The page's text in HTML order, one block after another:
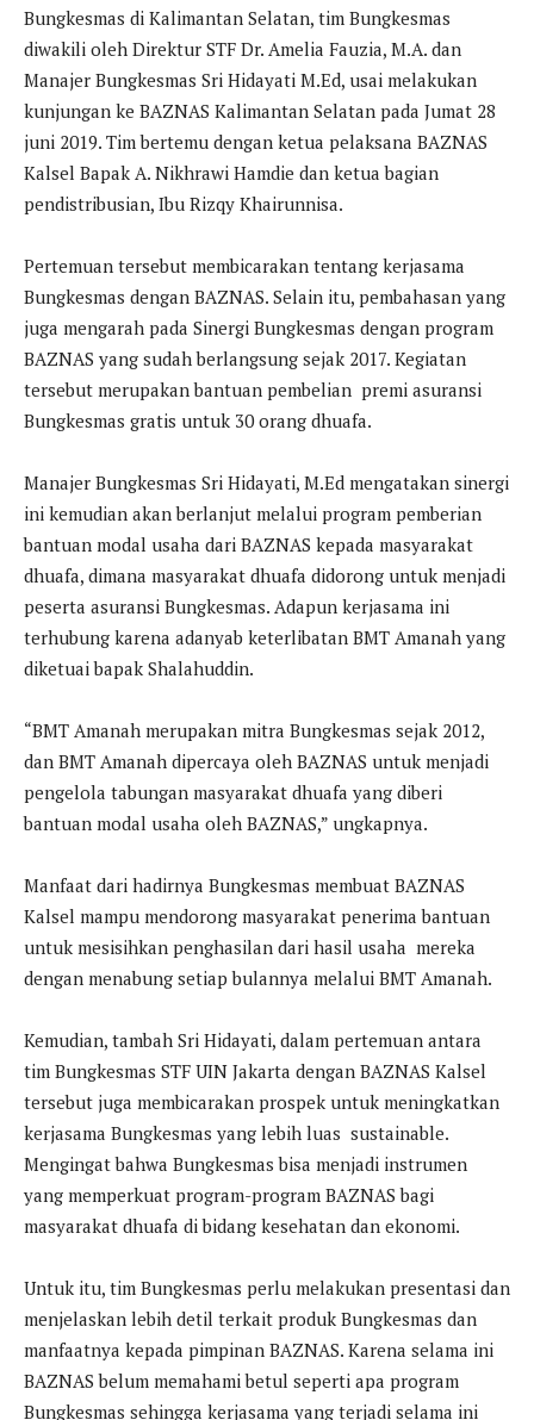
Bungkesmas di Kalimantan Selatan, tim Bungkesmas
diwakili oleh Direktur STF Dr. Amelia Fauzia, M.A. dan
Manajer Bungkesmas Sri Hidayati M.Ed, usai melakukan
kunjungan ke BAZNAS Kalimantan Selatan pada Jumat 28
juni 2019. Tim bertemu dengan ketua pelaksana BAZNAS
Kalsel Bapak A. Nikhrawi Hamdie dan ketua bagian
pendistribusian, Ibu Rizqy Khairunnisa.
Pertemuan tersebut membicarakan tentang kerjasama
Bungkesmas dengan BAZNAS. Selain itu, pembahasan yang
juga mengarah pada Sinergi Bungkesmas dengan program
BAZNAS yang sudah berlangsung sejak 2017. Kegiatan
tersebut merupakan bantuan pembelian premi asuransi
Bungkesmas gratis untuk 30 orang dhuafa.
Manajer Bungkesmas Sri Hidayati, M.Ed mengatakan sinergi
ini kemudian akan berlanjut melalui program pemberian
bantuan modal usaha dari BAZNAS kepada masyarakat
dhuafa, dimana masyarakat dhuafa didorong untuk menjadi
peserta asuransi Bungkesmas. Adapun kerjasama ini
terhubung karena adanyab keterlibatan BMT Amanah yang
diketuai bapak Shalahuddin.
“BMT Amanah merupakan mitra Bungkesmas sejak 2012,
dan BMT Amanah dipercaya oleh BAZNAS untuk menjadi
pengelola tabungan masyarakat dhuafa yang diberi
bantuan modal usaha oleh BAZNAS,” ungkapnya.
Manfaat dari hadirnya Bungkesmas membuat BAZNAS
Kalsel mampu mendorong masyarakat penerima bantuan
untuk mesisihkan penghasilan dari hasil usaha mereka
dengan menabung setiap bulannya melalui BMT Amanah.
Kemudian, tambah Sri Hidayati, dalam pertemuan antara
tim Bungkesmas STF UIN Jakarta dengan BAZNAS Kalsel
tersebut juga membicarakan prospek untuk meningkatkan
kerjasama Bungkesmas yang lebih luas sustainable.
Mengingat bahwa Bungkesmas bisa menjadi instrumen
yang memperkuat program-program BAZNAS bagi
masyarakat dhuafa di bidang kesehatan dan ekonomi.
Untuk itu, tim Bungkesmas perlu melakukan presentasi dan
menjelaskan lebih detil terkait produk Bungkesmas dan
manfaatnya kepada pimpinan BAZNAS. Karena selama ini
BAZNAS belum memahami betul seperti apa program
Bungkesmas sehingga kerjasama yang terjadi selama ini